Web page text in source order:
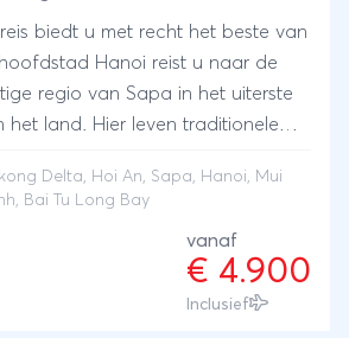
biedt u met recht het beste van
Hanoi reist u naar de
regio van Sapa in het uiterste
het land. Hier leven traditionele
– maar liefst 2.000 kilometer
u onderweg bezoekt zijn het
het historische Hue. Ook
boord van een junk in de
Delta, Hoi An, Sapa, Hanoi, Mui
, Bai Tu Long Bay
vanaf
€ 4.900
Inclusief